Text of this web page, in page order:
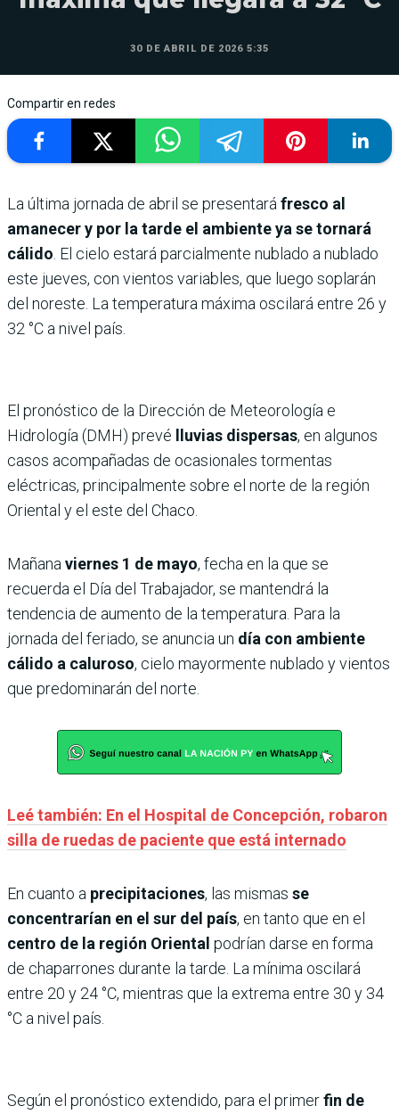
30 DE ABRIL DE 2026 5:35
Compartir en redes
La última jornada de abril se presentará fresco al
amanecer y por la tarde el ambiente ya se tornará
cálido . El cielo estará parcialmente nublado a nublado
este jueves, con vientos variables, que luego soplarán
del noreste. La temperatura máxima oscilará entre 26 y
32 °C a nivel país.
El pronóstico de la Dirección de Meteorología e
Hidrología (DMH) prevé lluvias dispersas, en algunos
casos acompañadas de ocasionales tormentas
eléctricas, principalmente sobre el norte de la región
Oriental y el este del Chaco.
Mañana viernes 1 de mayo, fecha en la que se
recuerda el Día del Trabajador, se mantendrá la
tendencia de aumento de la temperatura. Para la
jornada del feriado, se anuncia un día con ambiente
cálido a caluroso, cielo mayormente nublado y vientos
que predominarán del norte.
Leé también: En el Hospital de Concepción, robaron
silla de ruedas de paciente que está internado
En cuanto a precipitaciones, las mismas se
concentrarían en el sur del país, en tanto que en el
centro de la región Oriental podrían darse en forma
de chaparrones durante la tarde. La mínima oscilará
entre 20 y 24 °C, mientras que la extrema entre 30 y 34
°C a nivel país.
Según el pronóstico extendido, para el primerfin de